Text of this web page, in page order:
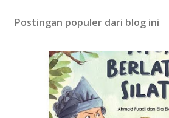
Postingan populer dari blog ini